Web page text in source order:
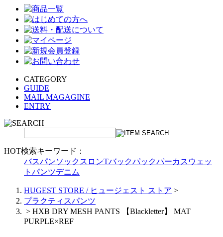
CATEGORY
GUIDE
MAIL MAGAGINE
ENTRY
HOT検索キーワード：
バスパンソックス ロンTバックパックパーカ スウェッ
トパンツデニム
HUGEST STORE / ヒュージェスト ストア >
プラクティスパンツ
> HXB DRY MESH PANTS 【Blackletter】 MAT
PURPLE×REF